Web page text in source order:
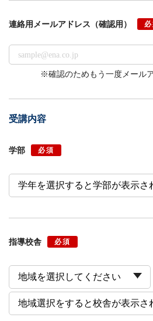
連絡用メールアドレス （確認用）
※確認のためもう一度メール
受講内容
学部 必須
指導校舎 必須